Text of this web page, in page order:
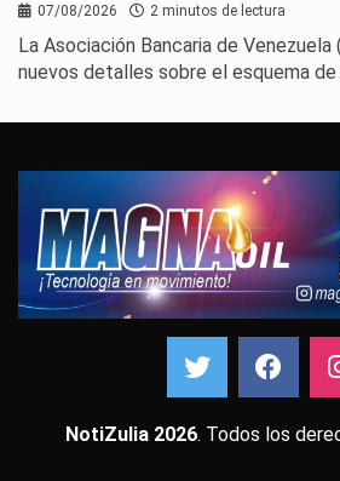
07/08/2026 2 minutos de lectura
La Asociación Bancaria de
nuevos detalles sobre el esquema
NotiZulia 2026. Todos los